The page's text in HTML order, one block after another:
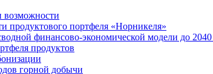
возможности
продуктового портфеля «Норникеля»
финансово-экономической модели до 2040
продуктов
горной добычи